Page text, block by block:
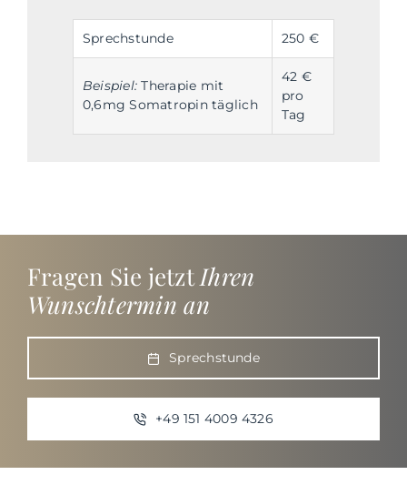
Sprechstunde 250 €
Beispiel: Therapie mit
0,6mg Somatropin täglich
42 €
pro
Tag
Fragen Sie jetztIhren
Wunschtermin an
Sprechstunde
+49 151 4009 4326